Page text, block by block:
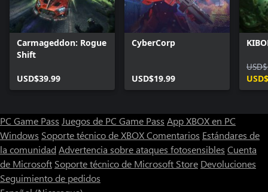
Carmageddon: Rogue
Shift
USD$39.99
CyberCorp
USD$19.99
PC Game Pass Juegos de PC Game Pass App XBOX en PC
Windows Soporte técnico de XBOXComentarios Estándares de
la comunidad Advertencia sobre ataques fotosensibles Cuenta
de Microsoft Soporte técnico de Microsoft Store Devoluciones
Seguimiento de pedidos